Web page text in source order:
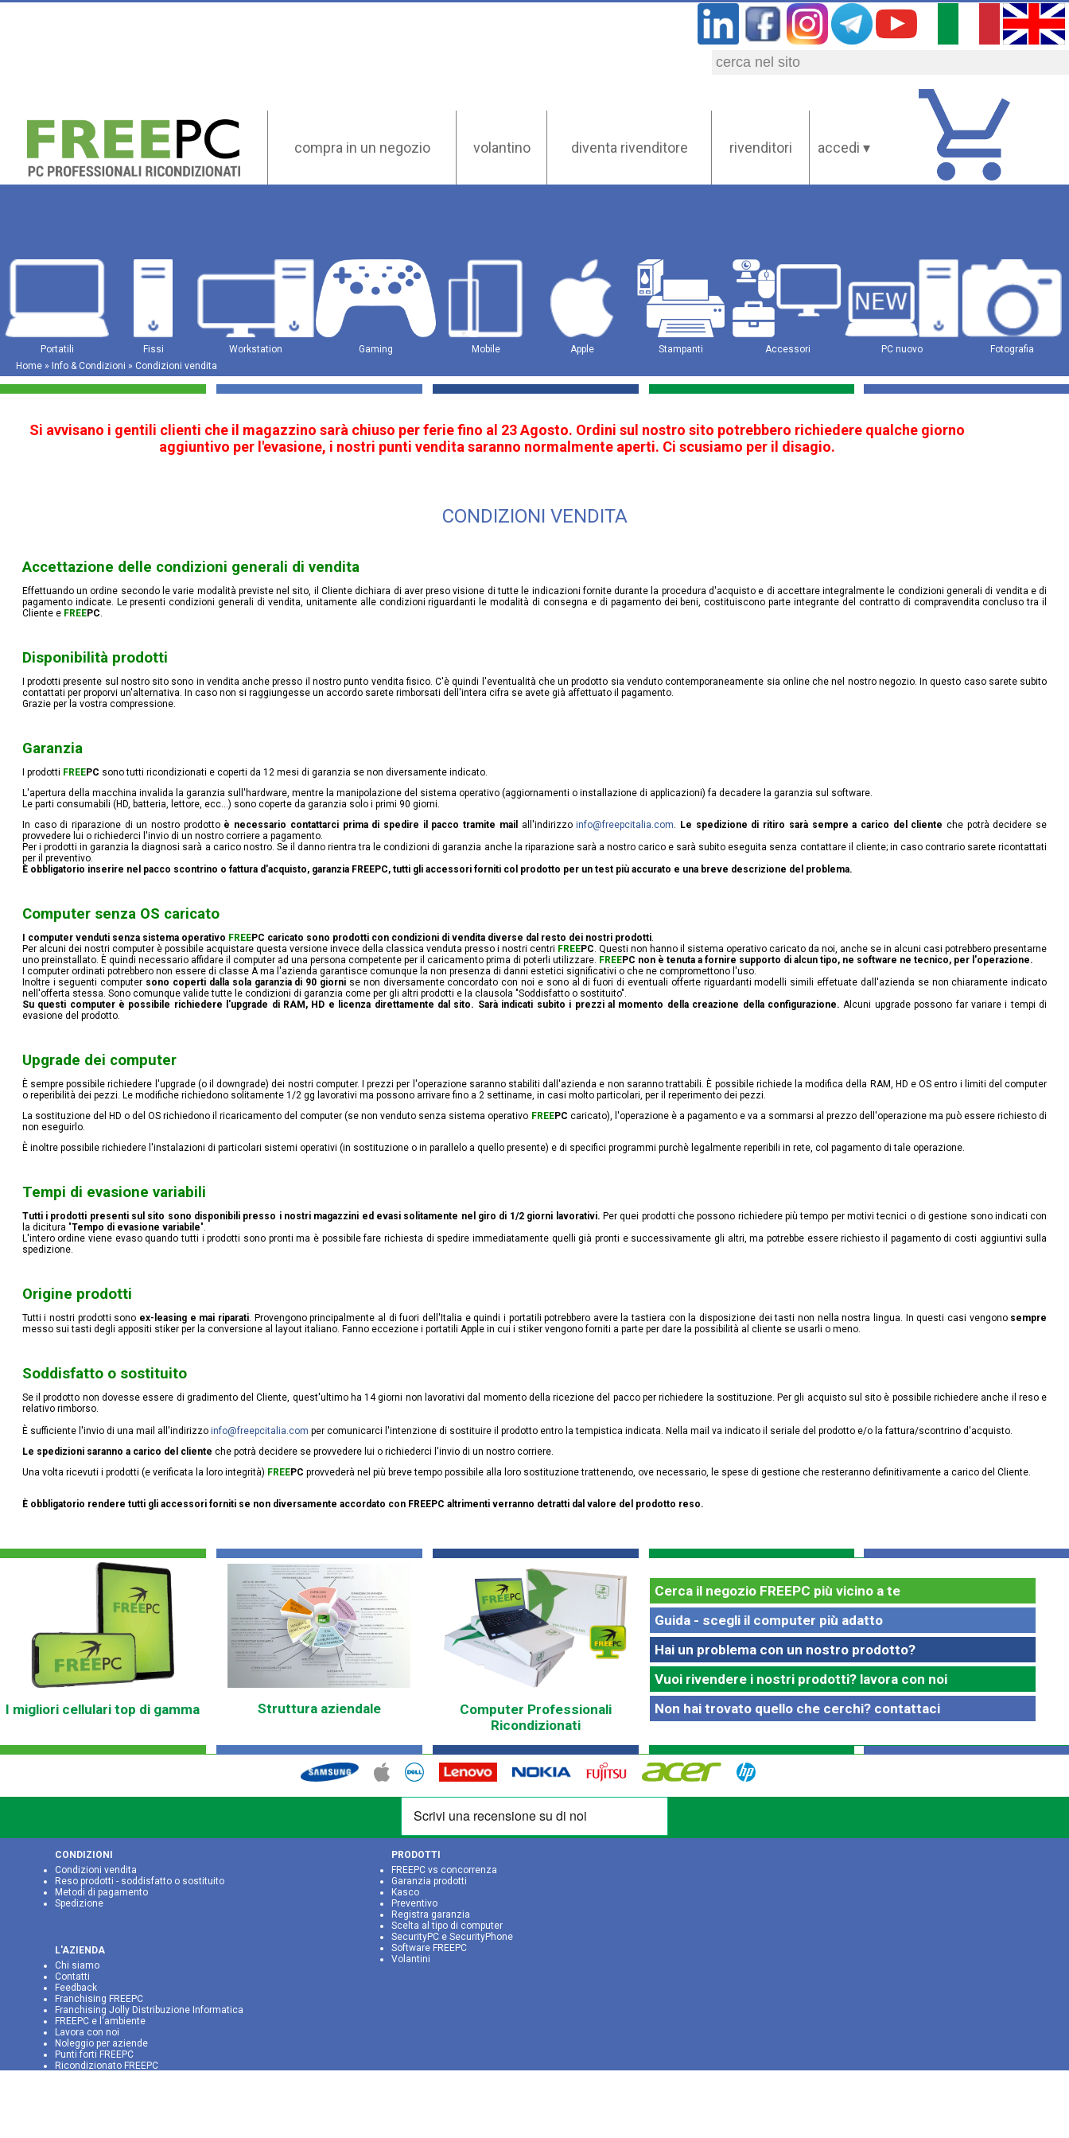
compra in un negozio volantino diventa rivenditore rivenditori accedi ▾
Portatili Fissi Workstation Gaming Mobile Apple Stampanti Accessori PC nuovo
Fotografia
Home » Info & Condizioni » Condizioni vendita
Si avvisano i gentili clienti che il magazzino sarà chiuso per ferie fino al 23 Agosto. Ordini sul nostro sito potrebbero richiedere qualche giorno
aggiuntivo per l'evasione, i nostri punti vendita saranno normalmente aperti. Ci scusiamo per il disagio.
CONDIZIONI VENDITA
Accettazione delle condizioni generali di vendita
Effettuando un ordine secondo le varie modalità previste nel sito, il Cliente dichiara di aver preso visione di tutte le indicazioni fornite durante la procedura d'acquisto e di accettare integralmente le condizioni generali di vendita e di
pagamento indicate. Le presenti condizioni generali di vendita, unitamente alle condizioni riguardanti le modalità di consegna e di pagamento dei beni, costituiscono parte integrante del contratto di compravendita concluso tra il
Cliente e FREEPC
Disponibilità prodotti
I prodotti presente sul nostro sito sono in vendita anche presso il nostro punto vendita fisico. C'è quindi l'eventualità che un prodotto sia venduto contemporaneamente sia online che nel nostro negozio. In questo caso sarete subito
contattati per proporvi un'alternativa. In caso non si raggiungesse un accordo sarete rimborsati dell'intera cifra se avete già affettuato il pagamento.
Grazie per la vostra compressione.
Garanzia
I prodotti FREEPC sono tutti ricondizionati e coperti da 12 mesi di garanzia se non diversamente indicato.
L'apertura della macchina invalida la garanzia sull'hardware, mentre la manipolazione del sistema operativo (aggiornamenti o installazione di applicazioni) fa decadere la garanzia sul software.
Le parti consumabili (HD, batteria, lettore, ecc...) sono coperte da garanzia solo i primi 90 giorni.
In caso di riparazione di un nostro prodottoè necessario contattarci prima di spedire il pacco tramite mail all'indirizzoinfo@freepcitalia.com Le spedizione di ritiro sarà sempre a carico del cliente che potrà decidere se
provvedere lui o richiederci l'invio di un nostro corriere a pagamento.
Per i prodotti in garanzia la diagnosi sarà a carico nostro. Se il danno rientra tra le condizioni di garanzia anche la riparazione sarà a nostro carico e sarà subito eseguita senza contattare il cliente; in caso contrario sarete ricontattati
per il preventivo.
È obbligatorio inserire nel pacco scontrino o fattura d'acquisto, garanzia FREEPC, tutti gli accessori forniti col prodotto per un test più accurato e una breve descrizione del problema.
Computer senza OS caricato
I computer venduti senza sistema operativo FREEPC caricato sono prodotti con condizioni di vendita diverse dal resto dei nostri prodotti.
Per alcuni dei nostri computer è possibile acquistare questa versione invece della classica venduta presso i nostri centri FREEPC . Questi non hanno il sistema operativo caricato da noi, anche se in alcuni casi potrebbero presentarne
uno preinstallato. È quindi necessario affidare il computer ad una persona competente per il caricamento prima di poterli utilizzare. FREEPC non è tenuta a fornire supporto di alcun tipo, ne software ne tecnico, per l'operazione.
I computer ordinati potrebbero non essere di classe A ma l'azienda garantisce comunque la non presenza di danni estetici significativi o che ne compromettono l'uso.
Inoltre i seguenti computer sono coperti dalla sola garanzia di 90 giorni se non diversamente concordato con noi e sono al di fuori di eventuali offerte riguardanti modelli simili effetuate dall'azienda se non chiaramente indicato
nell'offerta stessa. Sono comunque valide tutte le condizioni di garanzia come per gli altri prodotti e la clausola "Soddisfatto o sostituito".
Su questi computer è possibile richiedere l'upgrade di RAM, HD e licenza direttamente dal sito. Sarà indicati subito i prezzi al momento della creazione della configurazione. Alcuni upgrade possono far variare i tempi di
evasione del prodotto.
Upgrade dei computer
È sempre possibile richiedere l'upgrade (o il downgrade) dei nostri computer. I prezzi per l'operazione saranno stabiliti dall'azienda e non saranno trattabili. È possibile richiede la modifica della RAM, HD e OS entro i limiti del computer
o reperibilità dei pezzi. Le modifiche richiedono solitamente 1/2 gg lavorativi ma possono arrivare fino a 2 settiname, in casi molto particolari, per il reperimento dei pezzi.
La sostituzione del HD o del OS richiedono il ricaricamento del computer (se non venduto senza sistema operativo FREEPC caricato), l'operazione è a pagamento e va a sommarsi al prezzo dell'operazione ma può essere richiesto di
non eseguirlo.
È inoltre possibile richiedere l'instalazioni di particolari sistemi operativi (in sostituzione o in parallelo a quello presente) e di specifici programmi purchè legalmente reperibili in rete, col pagamento di tale operazione.
Tempi di evasione variabili
Tutti i prodotti presenti sul sito sono disponibili presso i nostri magazzini ed evasi solitamente nel giro di 1/2 giorni lavorativi. Per quei prodotti che possono richiedere più tempo per motivi tecnici o di gestione sono indicati con
la dicitura "Tempo di evasione variabile".
L'intero ordine viene evaso quando tutti i prodotti sono pronti ma è possibile fare richiesta di spedire immediatamente quelli già pronti e successivamente gli altri, ma potrebbe essere richiesto il pagamento di costi aggiuntivi sulla
spedizione.
Origine prodotti
Tutti i nostri prodotti sono ex-leasing e mai riparati . Provengono principalmente al di fuori dell'Italia e quindi i portatili potrebbero avere la tastiera con la disposizione dei tasti non nella nostra lingua. In questi casi vengono sempre
messo sui tasti degli appositi stiker per la conversione al layout italiano. Fanno eccezione i portatili Apple in cui i stiker vengono forniti a parte per dare la possibilità al cliente se usarli o meno.
Soddisfatto o sostituito
Se il prodotto non dovesse essere di gradimento del Cliente, quest'ultimo ha 14 giorni non lavorativi dal momento della ricezione del pacco per richiedere la sostituzione. Per gli acquisto sul sito è possibile richiedere anche il reso e
relativo rimborso.
È sufficiente l'invio di una mail all'indirizzo info@freepcitalia.com per comunicarci l'intenzione di sostituire il prodotto entro la tempistica indicata. Nella mail va indicato il seriale del prodotto e/o la fattura/scontrino d'acquisto.
Le spedizioni saranno a carico del cliente che potrà decidere se provvedere lui o richiederci l'invio di un nostro corriere.
Una volta ricevuti i prodotti (e verificata la loro integrità) FREEPC provvederà nel più breve tempo possibile alla loro sostituzione trattenendo, ove necessario, le spese di gestione che resteranno definitivamente a carico del Cliente.
È obbligatorio rendere tutti gli accessori forniti se non diversamente accordato con FREEPC altrimenti verranno detratti dal valore del prodotto reso.
I migliori cellulari top di gamma Struttura aziendale
Computer Professionali
Ricondizionati
Cerca il negozio FREEPC più vicino a te
Guida - scegli il computer più adatto
Hai un problema con un nostro prodotto?
Vuoi rivendere i nostri prodotti? lavora con noi
Non hai trovato quello che cerchi? contattaci
CONDIZIONI
Condizioni vendita
Reso prodotti - soddisfatto o sostituito
Metodi di pagamento
Spedizione
L'AZIENDA
Chi siamo
Contatti
Feedback
Franchising FREEPC
Franchising Jolly Distribuzione Informatica
FREEPC e l‘ambiente
Lavora con noi
Noleggio per aziende
Punti forti FREEPC
Ricondizionato FREEPC
PRODOTTI
FREEPC vs concorrenza
Garanzia prodotti
Kasco
Preventivo
Registra garanzia
Scelta al tipo di computer
SecurityPC e SecurityPhone
Software FREEPC
Volantini